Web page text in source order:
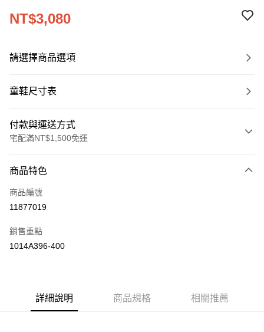
NT$3,080
請選擇商品選項
童鞋尺寸表
付款與運送方式
宅配滿NT$1,500免運
信用卡一次付款
運送方式
黑貓宅急便 (僅限台灣本島，離島恕不配送) 預計2-3個工作天到貨
每筆NT$120，滿NT$1,500(含以上)免運費
商品特色
商品編號
11877019
銷售重點
1014A396-400
詳細說明 商品規格 相關推薦